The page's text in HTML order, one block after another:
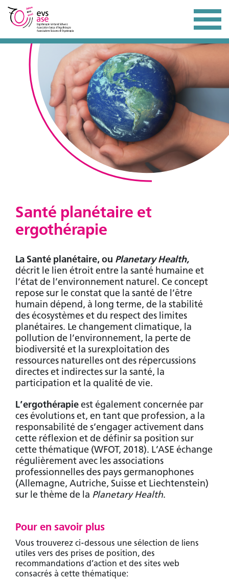
Santé planétaire et
ergothérapie
La Santé planétaire, ou Planetary Health,
décrit le lien étroit entre la santé humaine et
l’état de l’environnement naturel. Ce concept
repose sur le constat que la santé de l’être
humain dépend, à long terme, de la stabilité
des écosystèmes et du respect des limites
planétaires. Le changement climatique, la
pollution de l’environnement, la perte de
biodiversité et la surexploitation des
ressources naturelles ont des répercussions
directes et indirectes sur la santé, la
participation et la qualité de vie.
L’ergothérapieest également concernée par
ces évolutions et, en tant que profession, a la
responsabilité de s’engager activement dans
cette réflexion et de définir sa position sur
cette thématique (WFOT, 2018). L’ASE échange
régulièrement avec les associations
professionnelles des pays germanophones
(Allemagne, Autriche, Suisse et Liechtenstein)
sur le thème de la Planetary Health.
Pour en savoir plus
Vous trouverez ci-dessous une sélection de liens
utiles vers des prises de position, des
recommandations d’action et des sites web
consacrés à cette thématique: